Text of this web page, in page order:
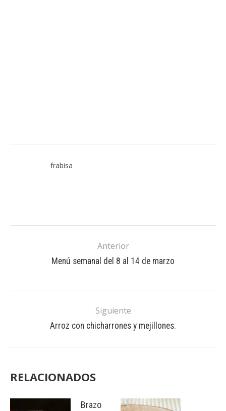
frabisa
Anterior
Menú semanal del 8 al 14 de marzo
Siguiente
Arroz con chicharrones y mejillones.
RELACIONADOS
Brazo